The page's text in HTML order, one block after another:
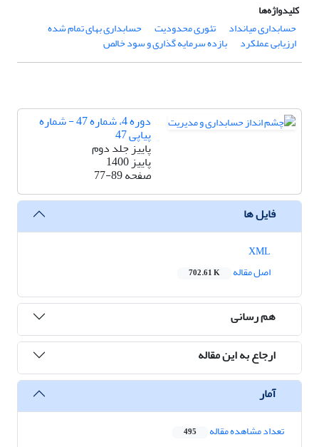
کلیدواژه‌ها
حسابداری میانداد
تئوری محدودیت حسابداری بهای تمام شده‌
ارزیابی عملکرد بازده سرمایه گذاری و سود خالص
دوره 4، شماره 47 - شماره
پیاپی 47
پاییز جلد دوم
پاییز 1400
صفحه77-89
فایل ها
اصل مقاله
702.61 K
هم رسانی
ارجاع به این مقاله
آمار
تعداد مشاهده مقاله 495